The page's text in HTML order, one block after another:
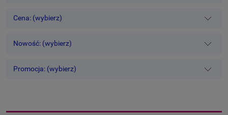
Cena: (wybierz)
Nowość: (wybierz)
Promocja: (wybierz)